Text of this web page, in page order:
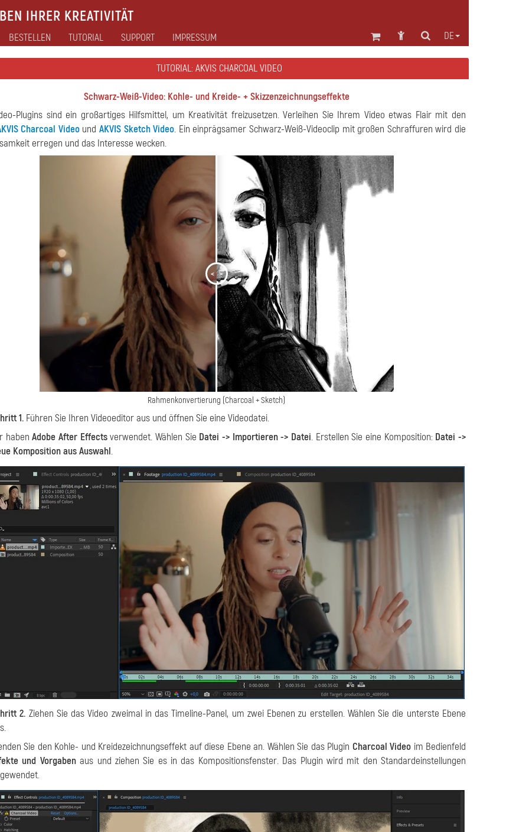
IHRER KREATIVITÄT
DE
BESTELLEN TUTORIAL SUPPORT IMPRESSUM
TUTORIAL: AKVIS CHARCOAL VIDEO
Schwarz-Weiß-Video: Kohle- und Kreide- + Skizzenzeichnungseffekte
Plugins sind ein großartiges Hilfsmittel, um Kreativität freizusetzen. Verleihen Sie Ihrem Video etwas Flair mit den
Charcoal VideoundAKVIS Sketch Video. Ein einprägsamer Schwarz-Weiß-Videoclip mit großen Schraffuren wird die
erregen und das Interesse wecken.
< >
Rahmenkonvertierung (Charcoal + Sketch)
1. Führen Sie Ihren Videoeditor aus und öffnen Sie eine Videodatei.
habenAdobe After Effectsverwendet. Wählen Sie Datei -> Importieren -> Datei. Erstellen Sie eine Komposition: Datei ->
Komposition aus Auswahl.
2. Ziehen Sie das Video zweimal in das Timeline-Panel, um zwei Ebenen zu erstellen. Wählen Sie die unterste Ebene
Sie den Kohle- und Kreidezeichnungseffekt auf diese Ebene an. Wählen Sie das Plugin Charcoal Video im Bedienfeld
und Vorgabenaus und ziehen Sie es in das Kompositionsfenster. Das Plugin wird mit den Standardeinstellungen